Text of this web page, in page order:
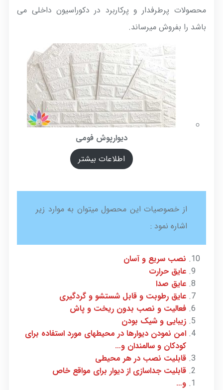
محصولات پرطرفدار و پرکاربرد در دکوراسیون داخلی می
باشد را بفروش میرساند.
دیوارپوش فومی
اطلاعات بیشتر
از خصوصیات این محصول میتوان به موارد زیر
اشاره نمود :
نصب سریع و آسان
عایق حرارت
عایق صدا
عایق رطوبت و قابل شستشو و گردگیری
فعالیت و نصب بدون ریخت و پاش
زیبایی و شیک بودن
امن نمودن دیوارها در محیطهای مورد استفاده برای
کودکان و سالمندان و…
قابلیت نصب در هر محیطی
قابلیت جداسازی از دیوار برای مواقع خاص
و…